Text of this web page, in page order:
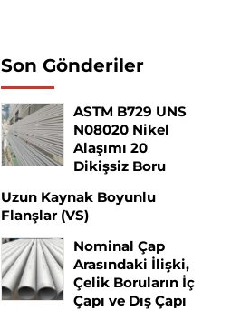
Son Gönderiler
ASTM B729 UNS
N08020 Nikel
Alaşımı 20
Dikişsiz Boru
Uzun Kaynak Boyunlu
Flanşlar (VS)
Nominal Çap
Arasındaki İlişki,
Çelik Boruların İç
Çapı ve Dış Çapı